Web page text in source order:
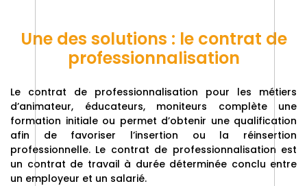
Une des solutions : le contrat de
professionnalisation
Le contrat de professionnalisation pour les métiers
d’animateur, éducateurs, moniteurs complète une
formation initiale ou permet d’obtenir une qualification
afin de favoriser l’insertion ou la réinsertion
professionnelle. Le contrat de professionnalisation est
un contrat de travail à durée déterminée conclu entre
un employeur et un salarié.